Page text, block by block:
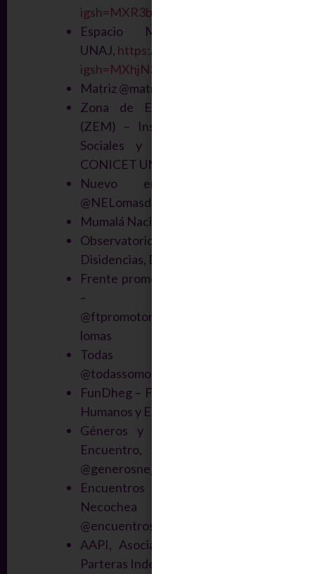
igsh=MXR3bWtidnl1c25kZA==
Espacio Mónica Guernica-
UNAJ, https://www.instagram.com/
igsh=MXhjN3l6bzZmM211Zw==
Matriz @matrizpinamar
Zona de Etnografía Marginal
(ZEM) – Instituto de Estudios
Sociales y Humanos (IESyH)-
CONICET UNAM.
Nuevo encuentro Lomas
@NELomasdezamora
Mumalá Nacional
Observatorio «Mujeres,
Disidencias, Derechos»
Frente promotoras Matria Lanus
– Lomas,
@ftpromotorasmatrialanus-
lomas
Todas somos una,
@todassomos1lanus
FunDheg – Fundación Derechos
Humanos y Equidad de Género
Géneros y Disidencias Nuevo
Encuentro,
@generosne_nacional
Encuentros del Buen Nacer
Necochea – Quequén
@encuentrosdelbuennacer
AAPI, Asociación Argentina de
Parteras Independientes.